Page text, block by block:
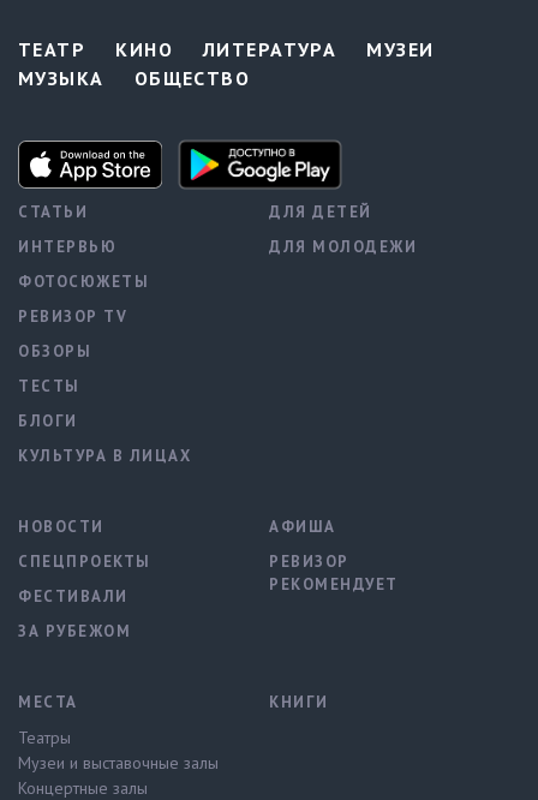
ТЕАТР КИНО ЛИТЕРАТУРА
МУЗЕИ
МУЗЫКА
ОБЩЕСТВО
СТАТЬИ
ИНТЕРВЬЮ
ФОТОСЮЖЕТЫ
РЕВИЗОР TV
ОБЗОРЫ
ТЕСТЫ
БЛОГИ
КУЛЬТУРА В ЛИЦАХ
ДЛЯ ДЕТЕЙ
ДЛЯ МОЛОДЕЖИ
НОВОСТИ
СПЕЦПРОЕКТЫ
ФЕСТИВАЛИ
ЗА РУБЕЖОМ
АФИША
РЕВИЗОР
РЕКОМЕНДУЕТ
МЕСТА
Театры
Музеи и выставочные залы
Концертные залы
КНИГИ